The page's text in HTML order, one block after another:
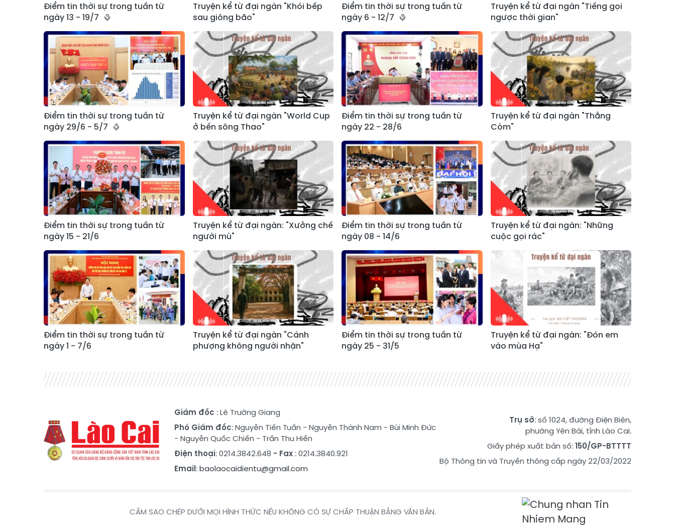
Điểm tin thời sự trong tuần từ
ngày 13 - 19/7
Truyện kể từ đại ngàn "Khói bếp
sau giông bão"
Điểm tin thời sự trong tuần từ
ngày 6 - 12/7
Truyện kể từ đại ngàn "Tiếng gọi
ngược thời gian"
Điểm tin thời sự trong tuần từ
ngày 29/6 - 5/7
Truyện kể từ đại ngàn "World Cup
ở bến sông Thao"
Điểm tin thời sự trong tuần từ
ngày 22 - 28/6
Truyện kể từ đại ngàn "Thằng
Còm"
Điểm tin thời sự trong tuần từ
ngày 15 - 21/6
Truyện kể từ đại ngàn: "Xưởng chế
người mù"
Điểm tin thời sự trong tuần từ
ngày 08 - 14/6
Truyện kể từ đại ngàn: "Những
cuộc gọi rác"
Điểm tin thời sự trong tuần từ
ngày 1 - 7/6
Truyện kể từ đại ngàn "Cánh
phượng không người nhận"
Điểm tin thời sự trong tuần từ
ngày 25 - 31/5
Truyện kể từ đại ngàn: "Đón em
vào mùa Hạ"
Giám đốc : Lê Trường Giang
Phó Giám đốc:Nguyễn Tiến Tuấn - Nguyễn Thành Nam - Bùi Minh Đức
- Nguyễn Quốc Chiến - Trần Thu Hiền
Điện thoại: 0214.3842.648 - Fax : 0214.3840.921
Email:baolaocaidientu@gmail.com
Trụ sở: số 1024, đường Điện Biên,
phường Yên Bái, tỉnh Lào Cai.
Giấy phép xuất bản số:150/GP-BTTTT
Bộ Thông tin và Truyền thông cấp ngày 22/03/2022
CẤM SAO CHÉP DƯỚI MỌI HÌNH THỨC NẾU KHÔNG CÓ SỰ CHẤP THUẬN BẰNG VĂN BẢN.